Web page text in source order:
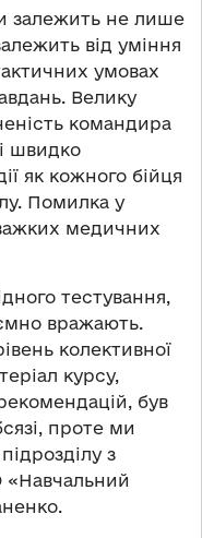
залежить не лише
від уміння
умовах
Велику
командира
швидко
як кожного бійця
Помилка у
медичних
тестування,
вражають.
колективної
курсу,
був
проте ми
з
«Навчальний